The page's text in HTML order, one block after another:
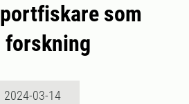
som
2024-03-14